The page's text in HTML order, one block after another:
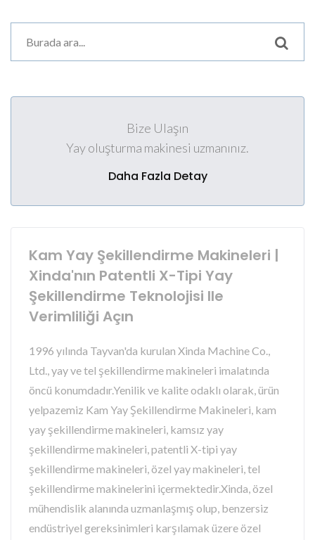
Bize Ulaşın
Yay oluşturma makinesi uzmanınız.
Daha Fazla Detay
Kam Yay Şekillendirme Makineleri |
Xinda'nın Patentli X-Tipi Yay
Şekillendirme Teknolojisi Ile
Verimliliği Açın
1996 yılında Tayvan'da kurulan Xinda Machine Co.,
Ltd., yay ve tel şekillendirme makineleri imalatında
öncü konumdadır.Yenilik ve kalite odaklı olarak, ürün
yelpazemiz Kam Yay Şekillendirme Makineleri, kam
yay şekillendirme makineleri, kamsız yay
şekillendirme makineleri, patentli X-tipi yay
şekillendirme makineleri, özel yay makineleri, tel
şekillendirme makinelerini içermektedir.Xinda, özel
mühendislik alanında uzmanlaşmış olup, benzersiz
endüstriyel gereksinimleri karşılamak üzere özel